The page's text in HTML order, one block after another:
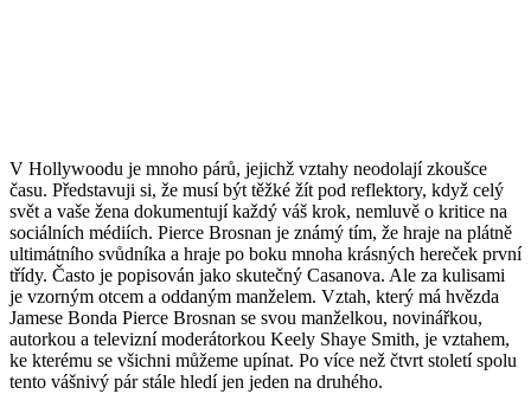
V Hollywoodu je mnoho párů, jejichž vztahy neodolají zkoušce
času. Představuji si, že musí být těžké žít pod reflektory, když celý
svět a vaše žena dokumentují každý váš krok, nemluvě o kritice na
sociálních médiích. Pierce Brosnan je známý tím, že hraje na plátně
ultimátního svůdníka a hraje po boku mnoha krásných hereček první
třídy. Často je popisován jako skutečný Casanova. Ale za kulisami
je vzorným otcem a oddaným manželem. Vztah, který má hvězda
Jamese Bonda Pierce Brosnan se svou manželkou, novinářkou,
autorkou a televizní moderátorkou Keely Shaye Smith, je vztahem,
ke kterému se všichni můžeme upínat. Po více než čtvrt století spolu
tento vášnivý pár stále hledí jen jeden na druhého.